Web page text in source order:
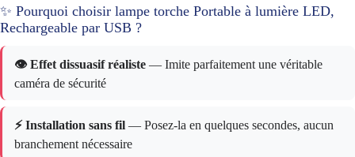
✨ Pourquoi choisir lampe torche Portable à lumière LED,
Rechargeable par USB ?
👁️ Effet dissuasif réaliste — Imite parfaitement une véritable
caméra de sécurité
⚡ Installation sans fil — Posez-la en quelques secondes, aucun
branchement nécessaire